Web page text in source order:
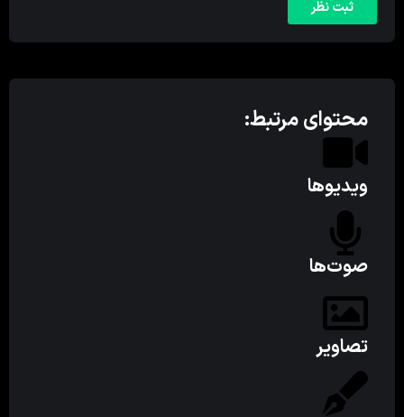
محتوای مرتبط:
ویدیوها
صوت‌ها
تصاویر